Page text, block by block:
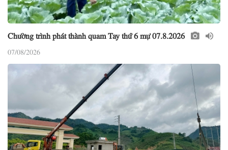
Chường trình phát thành quam Tay thứ 6 mự 07.8.2026
07/08/2026